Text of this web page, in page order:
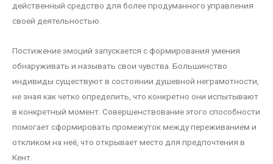
действенный средство для более продуманного управления
своей деятельностью.
Постижение эмоций запускается с формирования умения
обнаруживать и называть свои чувства. Большинство
индивиды существуют в состоянии душевной неграмотности,
не зная как четко определить, что конкретно они испытывают
в конкретный момент. Совершенствование этого способности
помогает сформировать промежуток между переживанием и
откликом на неё, что открывает место для предпочтения в
Кент.